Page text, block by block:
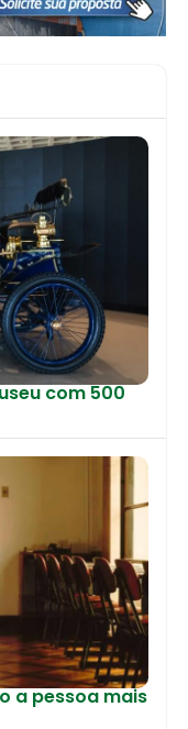
com 500
a pessoa mais